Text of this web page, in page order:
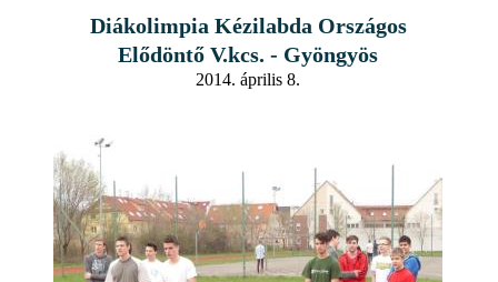
Diákolimpia Kézilabda Országos
Elődöntő V.kcs. - Gyöngyös
2014. április 8.